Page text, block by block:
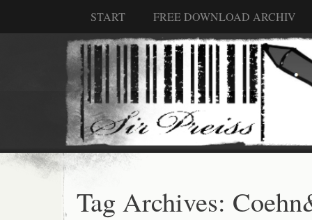
START FREE DOWNLOAD ARCHIV
Tag Archives: